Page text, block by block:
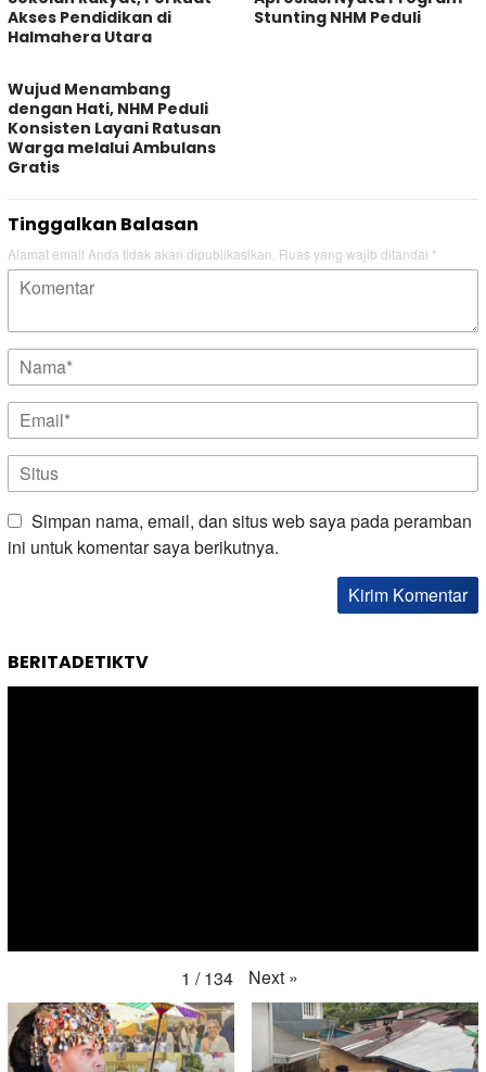
Akses Pendidikan di
Halmahera Utara
Stunting NHM Peduli
Wujud Menambang
dengan Hati, NHM Peduli
Konsisten Layani Ratusan
Warga melalui Ambulans
Gratis
Tinggalkan Balasan
Alamat email Anda tidak akan dipublikasikan. Ruas yang wajib ditandai *
Simpan nama, email, dan situs web saya pada peramban
ini untuk komentar saya berikutnya.
BERITADETIKTV
1 / 134 Next »